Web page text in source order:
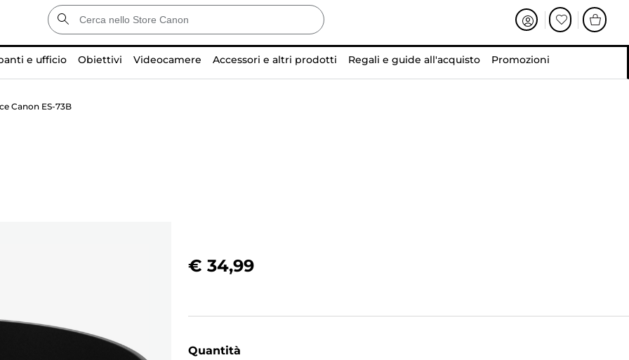
e ufficio Obiettivi Videocamere Accessori e altri prodotti Regali e guide all'acquisto Promozioni
Canon ES-73B
€ 34,99
Quantità